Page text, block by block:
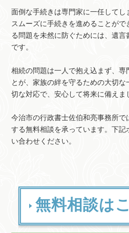
面倒な手続きは専門家に一任してし
スムーズに手続きを進めることが
る問題を未然に防ぐためには、遺
です。
相続の問題は一人で抱え込まず、専
とが、家族の絆を守るための大切
切な対応で、安心して将来に備えま
今治市の行政書士佐伯和亮事務所で
する無料相談を承っています。下記
い合わせください。
無料相談は